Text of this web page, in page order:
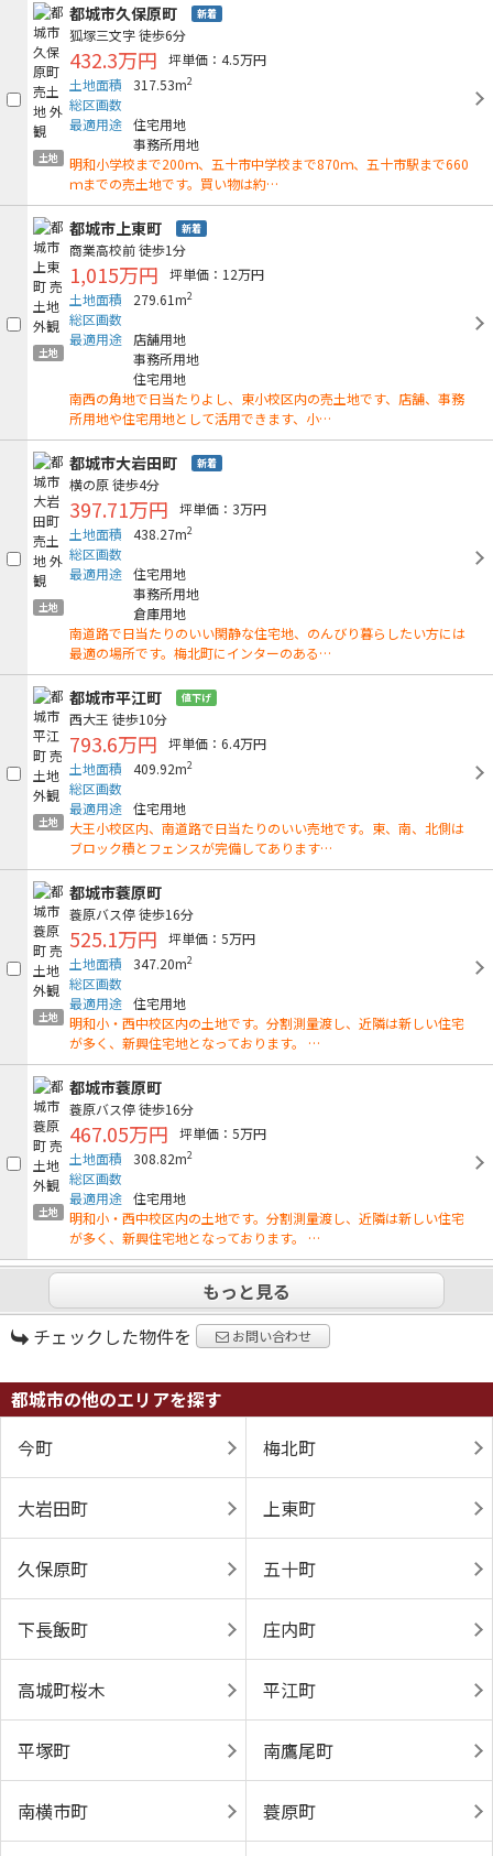
土地
都城市久保原町 新着
狐塚三文字徒歩6分
432.3万円
坪単価：4.5万円
土地面積
317.53m2
総区画数
最適用途 住宅用地
事務所用地
明和小学校まで200ｍ、五十市中学校まで870ｍ、五十市駅まで660
ｍまでの売土地です。買い物は約…
土地
都城市上東町 新着
商業高校前徒歩1分
1,015万円
坪単価：12万円
土地面積
279.61m2
総区画数
最適用途
店舗用地
事務所用地
住宅用地
南西の角地で日当たりよし、東小校区内の売土地です、店舗、事務
所用地や住宅用地として活用できます、小…
土地
都城市大岩田町 新着
横の原徒歩4分
397.71万円
坪単価：3万円
土地面積
438.27m2
総区画数
最適用途 住宅用地
事務所用地
倉庫用地
南道路で日当たりのいい閑静な住宅地、のんびり暮らしたい方には
最適の場所です。梅北町にインターのある…
土地
都城市平江町 値下げ
西大王 徒歩10分
793.6万円
坪単価：6.4万円
土地面積
409.92m2
総区画数
最適用途 住宅用地
大王小校区内、南道路で日当たりのいい売地です。東、南、北側は
ブロック積とフェンスが完備してあります…
土地
都城市蓑原町
蓑原バス停徒歩16分
525.1万円
坪単価：5万円
土地面積
347.20m2
総区画数
最適用途 住宅用地
明和小・西中校区内の土地です。分割測量渡し、近隣は新しい住宅
が多く、新興住宅地となっております。 …
土地
都城市蓑原町
蓑原バス停徒歩16分
467.05万円
坪単価：5万円
土地面積
308.82m2
総区画数
最適用途 住宅用地
明和小・西中校区内の土地です。分割測量渡し、近隣は新しい住宅
が多く、新興住宅地となっております。 …
もっと見る
チェックした物件を
お問い合わせ
都城市の他のエリアを探す
今町
梅北町
大岩田町 上東町
久保原町 五十町
下長飯町 庄内町
高城町桜木 平江町
平塚町 南鷹尾町
南横市町 蓑原町